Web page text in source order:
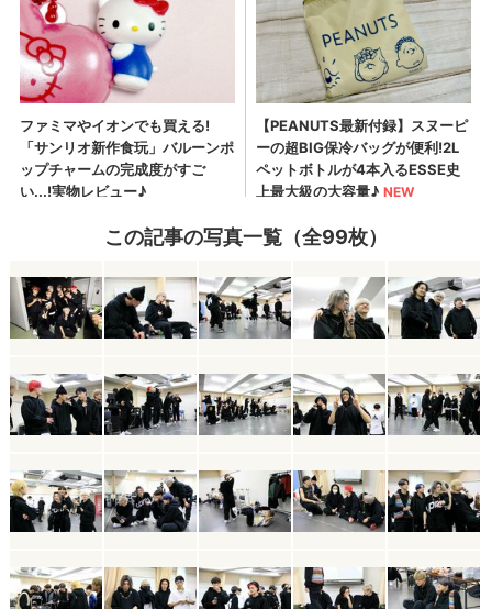
この記事の写真一覧（全99枚）